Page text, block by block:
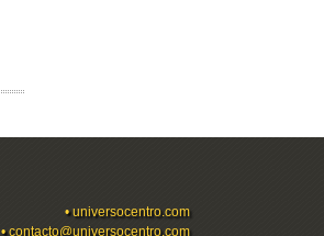
•universocentro.com
•contacto@universocentro.com